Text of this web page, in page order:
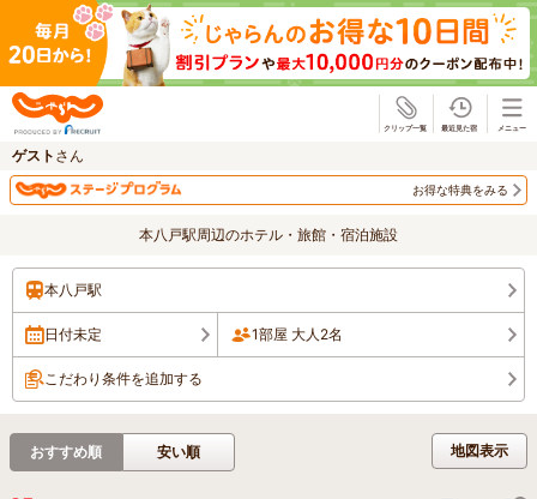
ゲスト さん
お得な特典をみる
本八戸駅周辺のホテル・旅館・宿泊施設
本八戸駅
日付未定 1部屋 大人2名
こだわり条件を追加する
地図表示
おすすめ順 安い順